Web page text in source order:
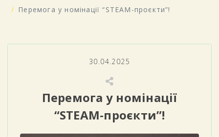
Перемога у номінації “STEAM-проєкти”!
30.04.2025
Перемога у номінації
“STEAM-проєкти”!